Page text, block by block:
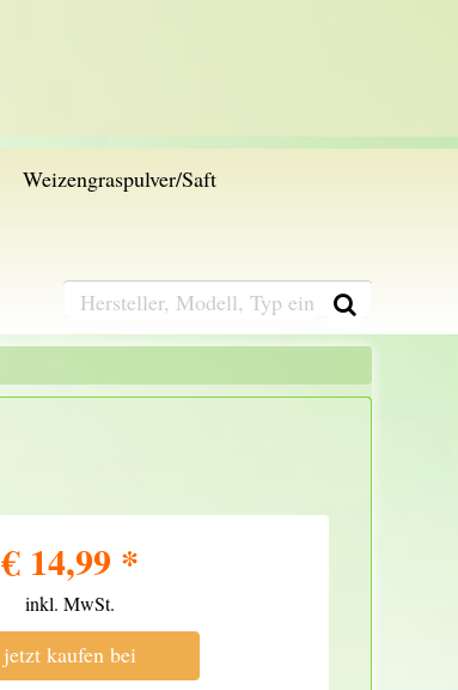
Weizengraspulver/Saft
€14,99*
inkl. MwSt.
jetzt kaufen bei